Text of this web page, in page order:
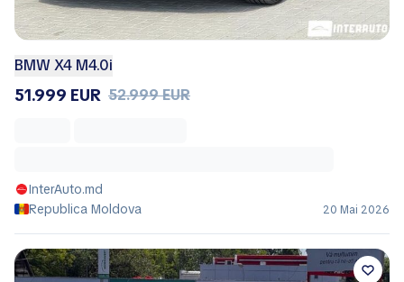
BMW X4 M4.0i
51.999 EUR 52.999 EUR
InterAuto.md
Republica Moldova
20 Mai 2026